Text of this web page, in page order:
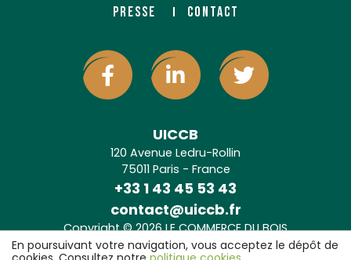
PRESSE
CONTACT
UICCB
120 Avenue Ledru-Rollin
75011 Paris - France
+33 1 43 45 53 43
contact@uiccb.fr
Copyright © 2026 LE COMMERCE DU BOIS
Agence web Paris: 6LAB
En poursuivant votre navigation, vous acceptez le dépôt de